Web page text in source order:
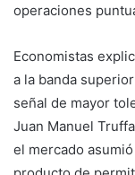
operaciones
Economistas
a la banda
señal de mayor
Juan Manuel
el mercado